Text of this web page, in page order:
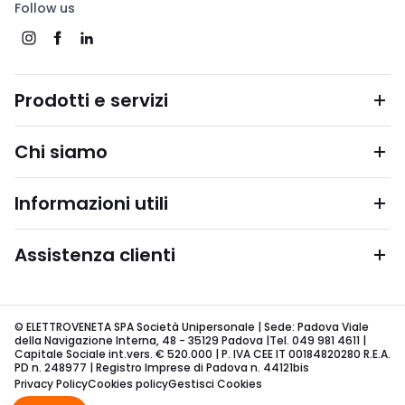
Follow us
Prodotti e servizi
Chi siamo
Informazioni utili
Assistenza clienti
© ELETTROVENETA SPA Società Unipersonale | Sede: Padova Viale
della Navigazione Interna, 48 - 35129 Padova |Tel. 049 981 4611 |
Capitale Sociale int.vers. € 520.000 | P. IVA CEE IT 00184820280 R.E.A.
PD n. 248977 | Registro Imprese di Padova n. 44121bis
Privacy PolicyCookies policyGestisci Cookies